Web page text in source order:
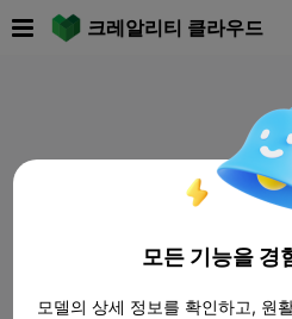
크레알리티 클라우드
모든 기능을 경
모델의 상세 정보를 확인하고, 원